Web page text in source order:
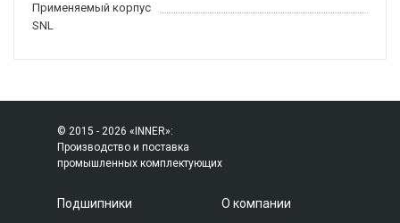
Применяемый корпус
SNL
© 2015 - 2026 «INNER»:
Производство и поставка
промышленных комплектующих
Подшипники
О компании